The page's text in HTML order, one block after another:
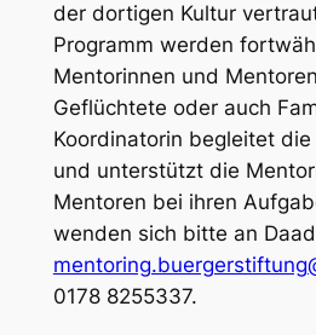
der dortigen Kultur
Programm werden
Mentorinnen und
Geflüchtete oder auch
Koordinatorin begleitet
und unterstützt die
Mentoren bei ihren
wenden sich bitte an
0178 8255337.